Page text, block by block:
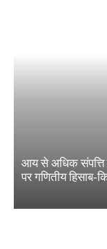
आय से अधिक संपत्ति
पर गणितीय हिसाब-